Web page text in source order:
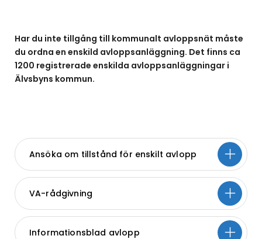
Har du inte tillgång till kommunalt avloppsnät måste
du ordna en enskild avloppsanläggning. Det finns ca
1200 registrerade enskilda avloppsanläggningar i
Älvsbyns kommun.
Ansöka om tillstånd för enskilt avlopp
VA-rådgivning
Informationsblad avlopp